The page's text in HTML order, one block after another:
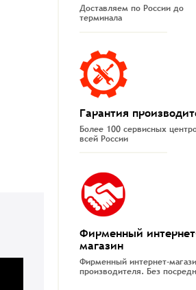
Доставляем по России до
терминала
Гарантия
Более 100 сервисных
всей России
Фирменный
магазин
Фирменный интернет-
производителя. Без